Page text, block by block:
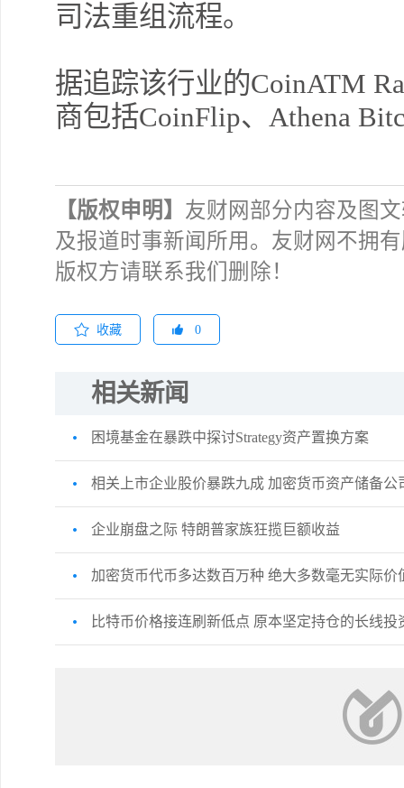
司法重组流程。
据追踪该行业的CoinATM
商包括CoinFlip、Athena
【版权申明】 友财网部分内容及图
及报道时事新闻所用。友财网不拥
版权方请联系我们删除！
收藏 0
相关新闻
困境基金在暴跌中探讨Strategy资产置换方案
相关上市企业股价暴跌九成 加密货币资产储备公
企业崩盘之际 特朗普家族狂揽巨额收益
加密货币代币多达数百万种 绝大多数毫无实际价
比特币价格接连刷新低点 原本坚定持仓的长线投